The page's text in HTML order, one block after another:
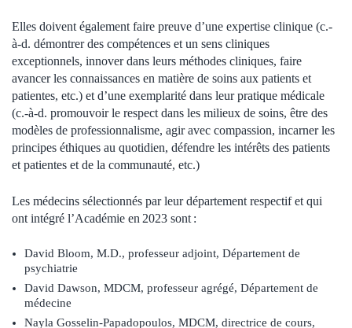
Elles doivent également faire preuve d’une expertise clinique (c.-
à-d. démontrer des compétences et un sens cliniques
exceptionnels, innover dans leurs méthodes cliniques, faire
avancer les connaissances en matière de soins aux patients et
patientes, etc.) et d’une exemplarité dans leur pratique médicale
(c.-à-d. promouvoir le respect dans les milieux de soins, être des
modèles de professionnalisme, agir avec compassion, incarner les
principes éthiques au quotidien, défendre les intérêts des patients
et patientes et de la communauté, etc.)
Les médecins sélectionnés par leur département respectif et qui
ont intégré l’Académie en 2023 sont :
David Bloom, M.D., professeur adjoint, Département de
psychiatrie
David Dawson, MDCM, professeur agrégé, Département de
médecine
Nayla Gosselin-Papadopoulos, MDCM, directrice de cours,